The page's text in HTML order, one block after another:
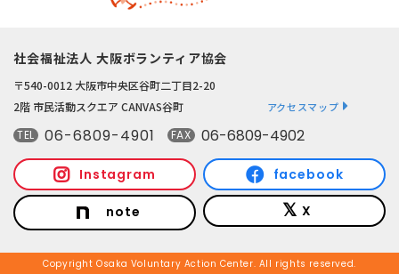
社会福祉法人 大阪ボランティア協会
〒540-0012 大阪市中央区谷町二丁目2-20
2階 市民活動スクエア CANVAS谷町
アクセスマップ
TEL 06-6809-4901 FAX 06-6809-4902
Instagram facebook
note X
Copyright Osaka Voluntary Action Center. All rights reserved.